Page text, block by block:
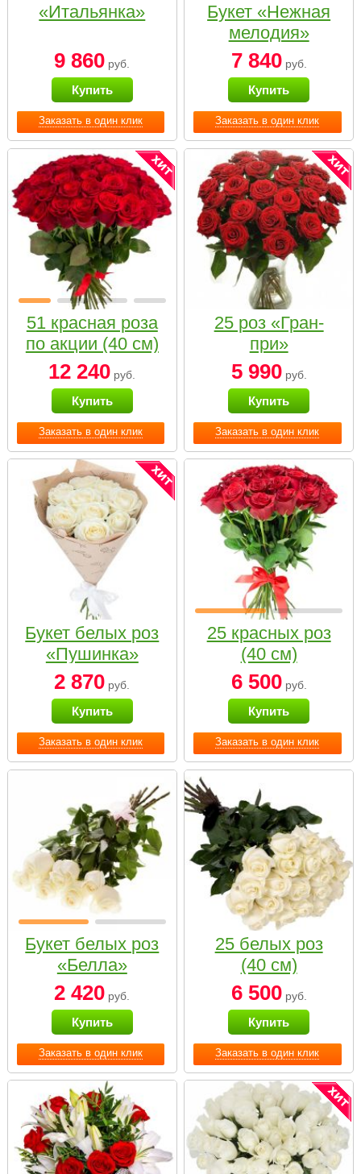
Заказать в один клик
«Итальянка»
9 860 руб.
Купить
Заказать в один клик
Букет «Нежная
мелодия»
7 840руб.
Купить
Заказать в один клик
51 красная роза
по акции (40 см)
12 240 руб.
Купить
Заказать в один клик
25 роз «Гран-
при»
5 990руб.
Купить
Заказать в один клик
Букет белых роз
«Пушинка»
2 870 руб.
Купить
Заказать в один клик
25 красных роз
(40 см)
6 500руб.
Купить
Заказать в один клик
Букет белых роз
«Белла»
2 420 руб.
Купить
Заказать в один клик
25 белых роз
(40 см)
6 500руб.
Купить